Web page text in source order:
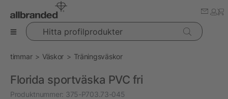
Hitta profilprodukter
timmar Väskor Träningsväskor
Florida sportväska PVC fri
Produktnummer: 375-P703.73-045